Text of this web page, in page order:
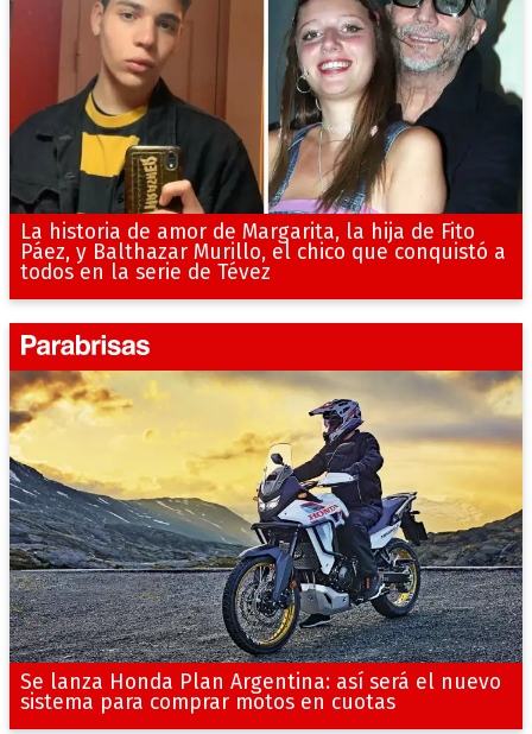
La historia de amor de Margarita, la hija de Fito
Páez, y Balthazar Murillo, el chico que conquistó a
todos en la serie de Tévez
Se lanza Honda Plan Argentina: así será el nuevo
sistema para comprar motos en cuotas